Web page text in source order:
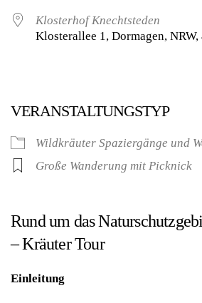
Klosterhof Knechtsteden
Klosterallee 1, Dormagen, NRW,
VERANSTALTUNGSTYP
Wildkräuter Spaziergänge und
Große Wanderung mit Picknick
Rund um das
– Kräuter Tour
Einleitung